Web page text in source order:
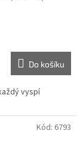
Do košíku
vyspí
Kód: 6793